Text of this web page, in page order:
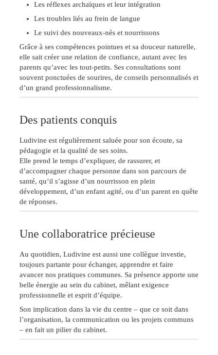
Les réflexes archaïques et leur intégration
Les troubles liés au frein de langue
Le suivi des nouveaux-nés et nourrissons
Grâce à ses compétences pointues et sa douceur naturelle,
elle sait créer une relation de confiance, autant avec les
parents qu’avec les tout-petits. Ses consultations sont
souvent ponctuées de sourires, de conseils personnalisés et
d’un grand professionnalisme.
Des patients conquis
Ludivine est régulièrement saluée pour son écoute, sa
pédagogie et la qualité de ses soins.
Elle prend le temps d’expliquer, de rassurer, et
d’accompagner chaque personne dans son parcours de
santé, qu’il s’agisse d’un nourrisson en plein
développement, d’un enfant agité, ou d’un parent en quête
de réponses.
Une collaboratrice précieuse
Au quotidien, Ludivine est aussi une collègue investie,
toujours partante pour échanger, apprendre et faire
avancer nos pratiques communes. Sa présence apporte une
belle énergie au sein du cabinet, mêlant exigence
professionnelle et esprit d’équipe.
Son implication dans la vie du centre – que ce soit dans
l’organisation, la communication ou les projets communs
– en fait un pilier du cabinet.